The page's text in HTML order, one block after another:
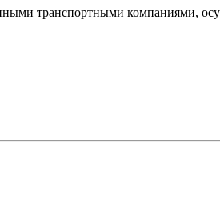
транспортными компаниями,